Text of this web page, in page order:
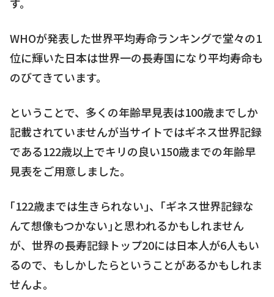
WHOが発表した世界平均寿命ランキングで堂々の1
位に輝いた日本は世界一の長寿国になり平均寿命も
のびてきています。
ということで、多くの年齢早見表は100歳までしか
記載されていませんが当サイトではギネス世界記録
である122歳以上でキリの良い150歳までの年齢早
見表をご用意しました。
｢122歳までは生きられない｣、｢ギネス世界記録な
んて想像もつかない｣と思われるかもしれません
が、世界の長寿記録トップ20には日本人が6人もい
るので、もしかしたらということがあるかもしれま
せんよ。